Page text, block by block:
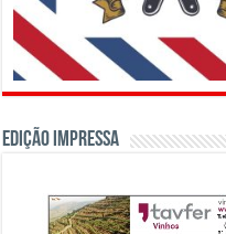
Edição Impressa